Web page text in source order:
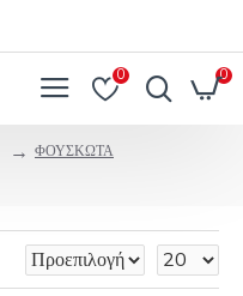
0 0
ΦΟΥΣΚΩΤΑ